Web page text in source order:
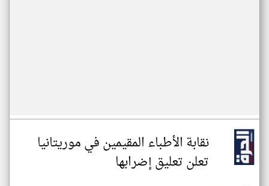
نقابة الأطباء المقيمين في موريتانيا
تعلن تعليق إضرابها